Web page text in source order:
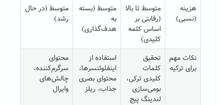
هزینه
(نسبی)
متوسط تا بالا
(رقابتی بر
اساس کلمه
کلیدی)
متوسط (بسته
به
هدف‌گذاری)
متوسط (در حال
رشد)
نکات مهم
برای ترکیه
تحقیق
کلمات
کلیدی ترکی،
بومی‌سازی
لندینگ پیج
استفاده از
اینفلوئنسرها،
محتوای بصری
جذاب، ریلز
محتوای
سرگرم‌کننده،
چالش‌های
وایرال